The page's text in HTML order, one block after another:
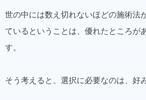
世の中には数え切れないほどの施術法
ているということは、優れたところが
す。
そう考えると、選択に必要なのは、好